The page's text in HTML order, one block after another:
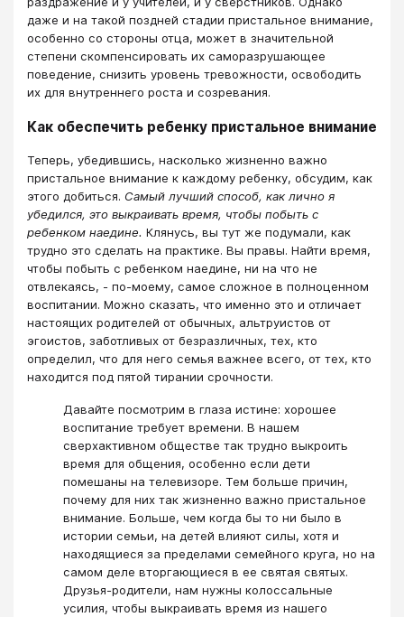
даже и на такой поздней стадии пристальное внимание,
особенно со стороны отца, может в значительной
степени скомпенсировать их саморазрушающее
поведение, снизить уровень тревожности, освободить
их для внутреннего роста и созревания.
Как обеспечить ребенку пристальное внимание
Теперь, убедившись, насколько жизненно важно
пристальное внимание к каждому ребенку, обсудим, как
этого добиться. Самый лучший способ, как лично я
убедился, это выкраивать время, чтобы побыть с
ребенком наедине. Клянусь, вы тут же подумали, как
трудно это сделать на практике. Вы правы. Найти время,
чтобы побыть с ребенком наедине, ни на что не
отвлекаясь, - по-моему, самое сложное в полноценном
воспитании. Можно сказать, что именно это и отличает
настоящих родителей от обычных, альтруистов от
эгоистов, заботливых от безразличных, тех, кто
определил, что для него семья важнее всего, от тех, кто
находится под пятой тирании срочности.
Давайте посмотрим в глаза истине: хорошее
воспитание требует времени. В нашем
сверхактивном обществе так трудно выкроить
время для общения, особенно если дети
помешаны на телевизоре. Тем больше причин,
почему для них так жизненно важно пристальное
внимание. Больше, чем когда бы то ни было в
истории семьи, на детей влияют силы, хотя и
находящиеся за пределами семейного круга, но на
самом деле вторгающиеся в ее святая святых.
Друзья-родители, нам нужны колоссальные
усилия, чтобы выкраивать время из нашего